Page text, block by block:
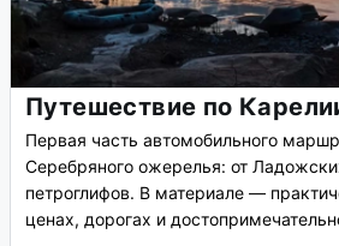
Путешествие по
Первая часть автомобильного
Серебряного ожерелья: от
петроглифов. В материале —
ценах, дорогах и